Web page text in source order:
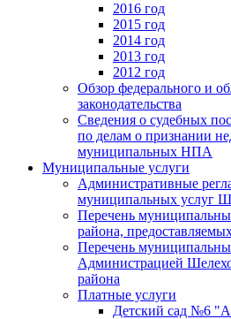
2016 год
2015 год
2014 год
2013 год
2012 год
Обзор федерального и
законодательства
Сведения о судебных
по делам о признании
муниципальных НПА
Муниципальные услуги
Административные
муниципальных услуг
Перечень
района,
Перечень
Администрацией
района
Платные услуги
Детский сад №6